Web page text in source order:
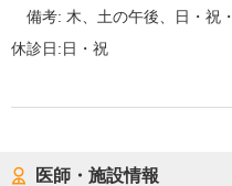
備考: 木、土の午後、日・祝
休診日:日・祝
医師・施設情報